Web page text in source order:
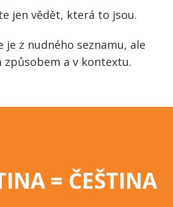
jen vědět, která to jsou.
je z nudného seznamu, ale
způsobem a v kontextu.
= ČEŠTINA